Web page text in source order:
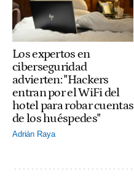
Los expertos en
ciberseguridad
advierten: "Hackers
entran por el WiFi del
hotel para robar cuentas
de los huéspedes"
Adrián Raya